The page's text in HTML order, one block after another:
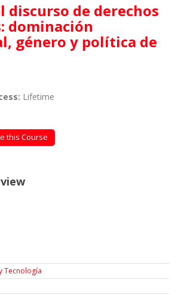
dominación
género y política de
Lifetime
this Course
Tecnología